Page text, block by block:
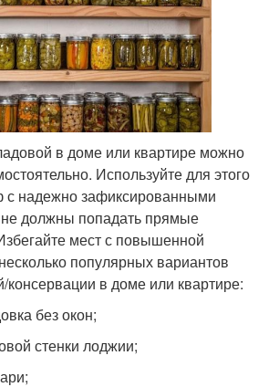
в доме или квартире можно
Используйте для этого
надежно зафиксированными
должны попадать прямые
мест с повышенной
популярных вариантов
консервации в доме или квартире:
без окон;
стенки лоджии;